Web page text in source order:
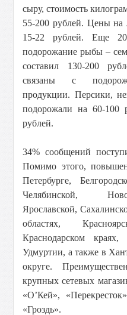
сыру, стоимость
55-200 рублей. Цены на
15-22 рублей. Еще
подорожание рыбы –
составил 130-200
связаны с
продукции. Персики,
подорожали на 60-
рублей.
34% сообщений
Помимо этого,
Петербурге,
Челябинской,
Ярославской,
областях,
Краснодарском
Удмуртии, а также в
округе.
крупных сетевых
«О’Кей»,
«Гроздь».